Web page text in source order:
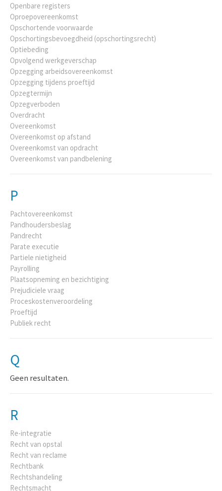
Openbare registers
Oproepovereenkomst
Opschortende voorwaarde
Opschortingsbevoegdheid (opschortingsrecht)
Optiebeding
Opvolgend werkgeverschap
Opzegging arbeidsovereenkomst
Opzegging tijdens proeftijd
Opzegtermijn
Opzegverboden
Overdracht
Overeenkomst
Overeenkomst op afstand
Overeenkomst van opdracht
Overeenkomst van pandbelening
P
Pachtovereenkomst
Pandhoudersbeslag
Pandrecht
Parate executie
Partiele nietigheid
Payrolling
Plaatsopneming en bezichtiging
Prejudiciele vraag
Proceskostenveroordeling
Proeftijd
Publiek recht
Q
Geen resultaten.
R
Re-integratie
Recht van opstal
Recht van reclame
Rechtbank
Rechtshandeling
Rechtsmacht